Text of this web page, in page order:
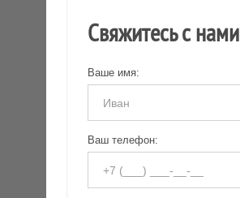
Свяжитесь с нами
Ваше имя:
Ваш телефон: